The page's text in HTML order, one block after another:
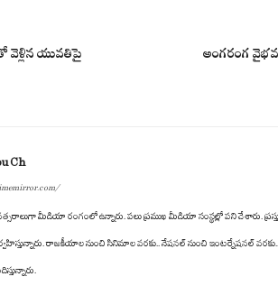
యువతిపై
అంగరంగ
Ch
మీడియా రంగంలో ఉన్నారు. పలు ప్రముఖ మీడియా సంస్థల్లో పని చేశారు.
రాజకీయాల నుంచి సినిమాల వరకు.. నేషనల్ నుంచి ఇంటర్నేషనల్ వరకు..